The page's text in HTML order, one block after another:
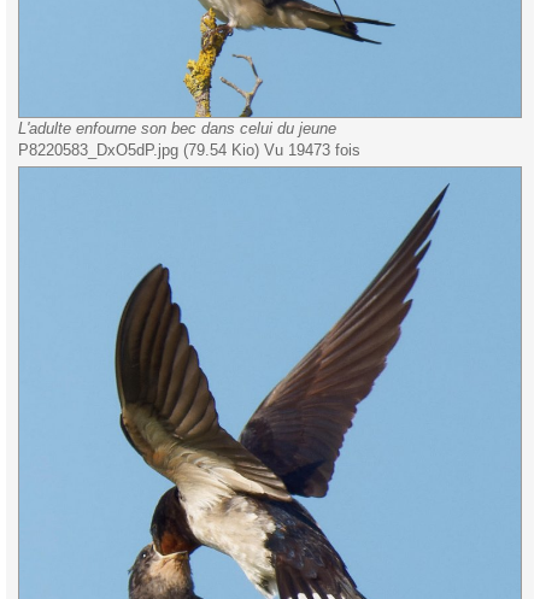
L'adulte enfourne son bec dans celui du jeune
P8220583_DxO5dP.jpg (79.54 Kio) Vu 19473 fois